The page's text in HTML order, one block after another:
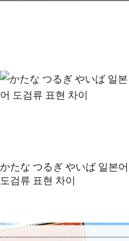
かたな つるぎ やいば 일본어
도검류 표현 차이